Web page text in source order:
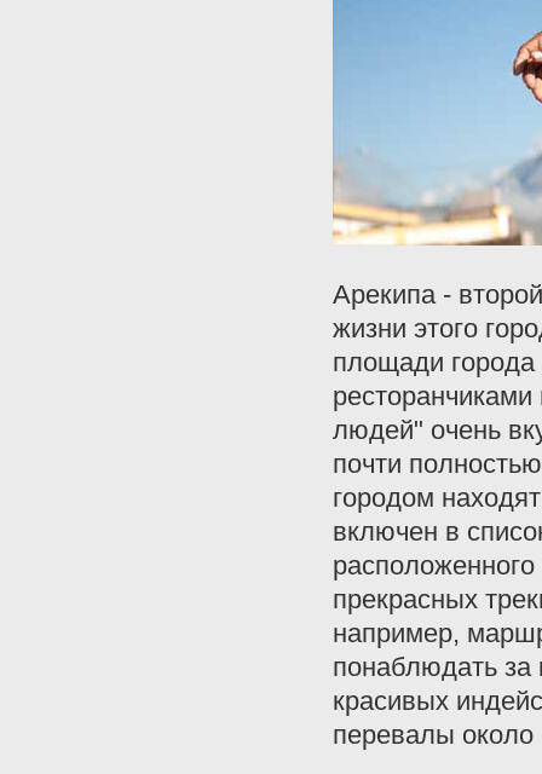
Арекипа -
жизни этого
площади города
людей" очень
почти
городом
включен в
прекрасных
например,
понаблюдать за
красивых
перевалы около